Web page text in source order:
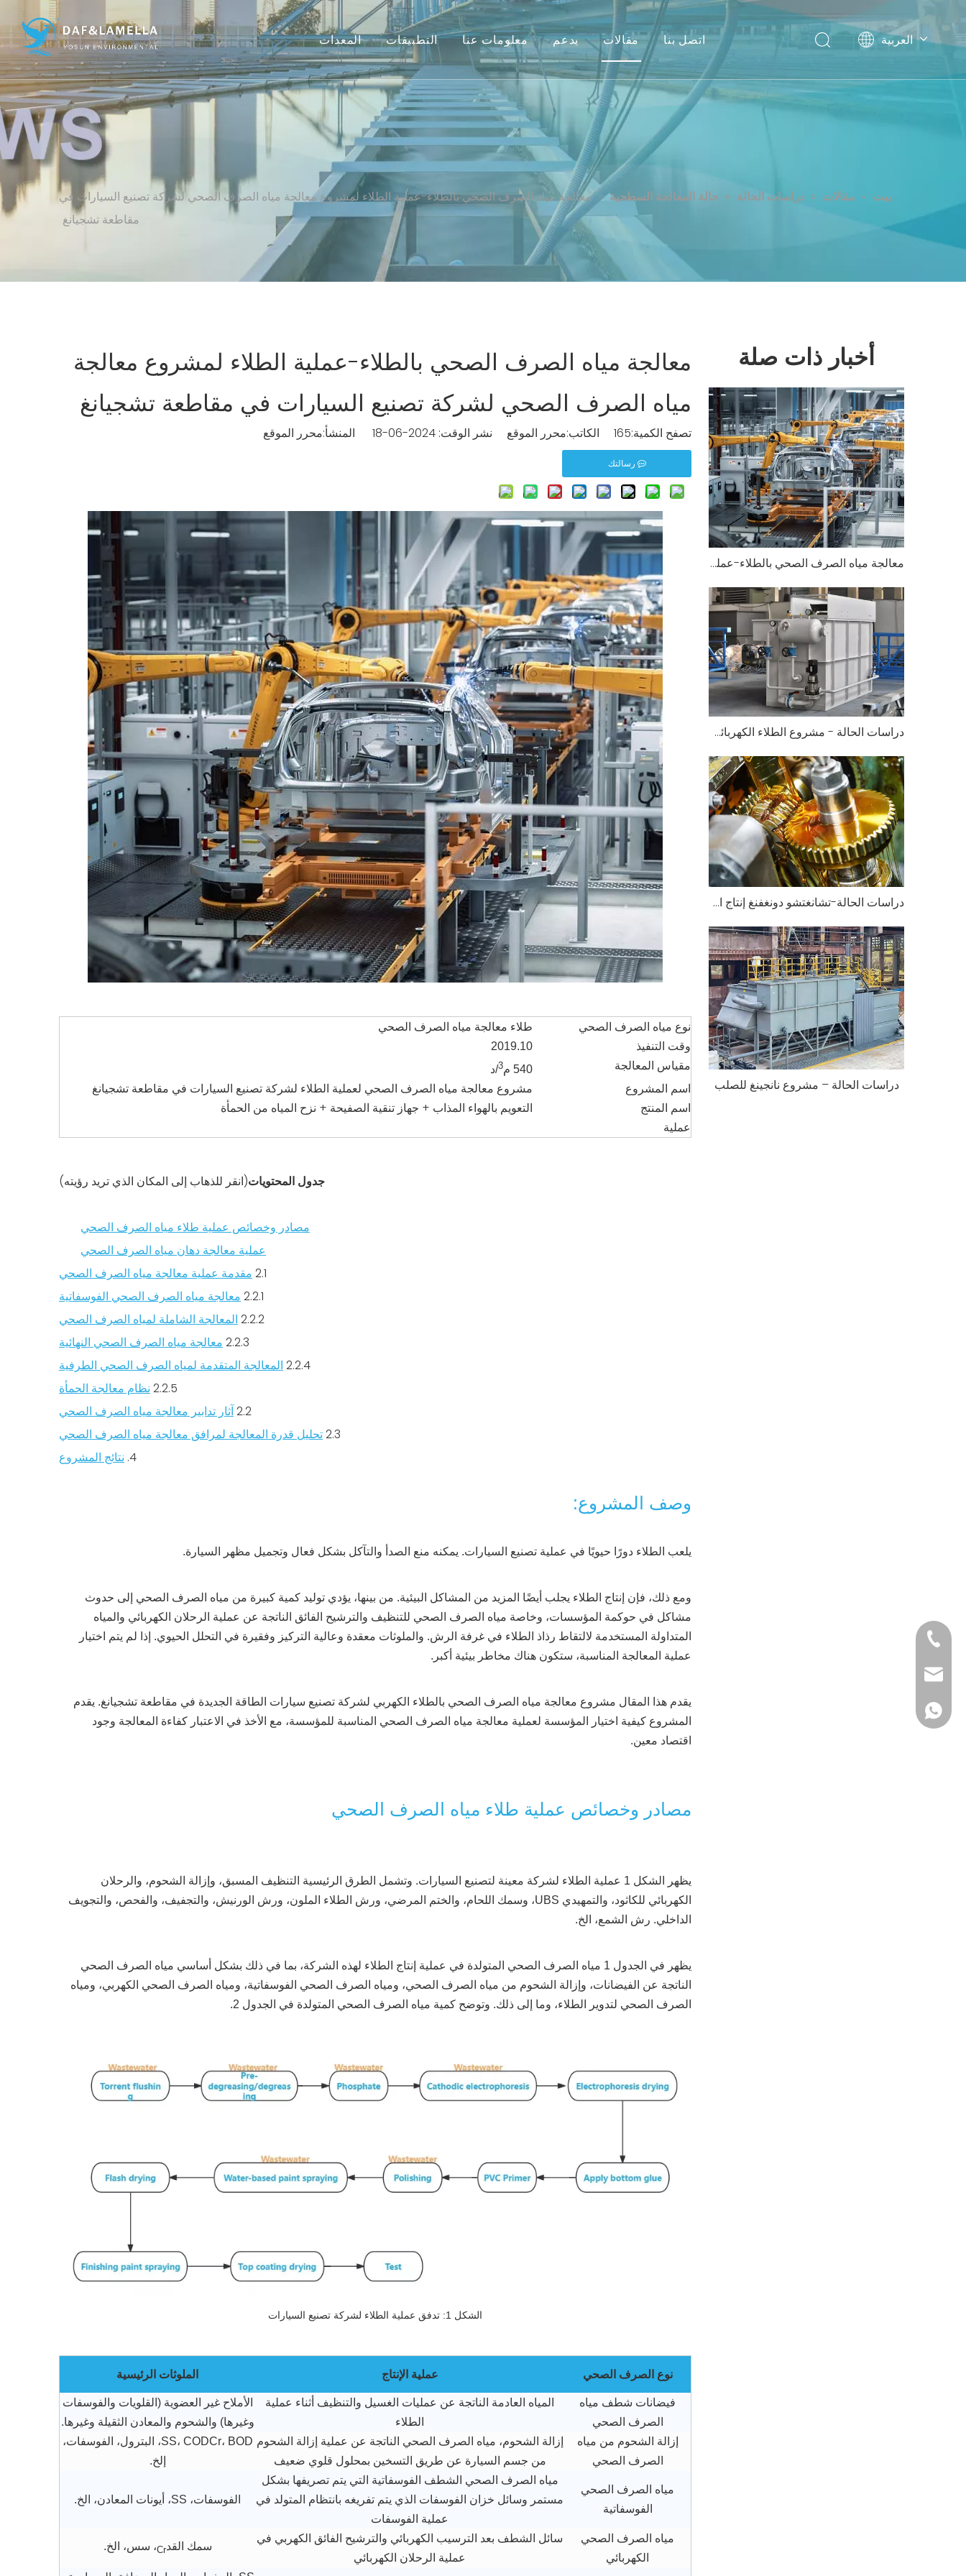
المعدات التطبيقات معلومات عنا يدعم مقالات اتصل بنا العربية
Español
معالجة مياه الصرف الصحي بالطلاء-عملية الطلاء لمشروع معالجة مياه الصرف الصحي لشركة تصنيع السيارات في مقاطعة
تشجيانغ
بيت » مقالات » دراسات الحالة » حالة المعالجة السطحية » معالجة مياه الصرف الصحي بالطلاء-عملية الطلاء لمشروع معالجة مياه الصرف الصحي لشركة تصنيع السيارات في
مقاطعة تشجيانغ
معالجة مياه الصرف الصحي بالطلاء-عملية الطلاء لمشروع معالجة
مياه الصرف الصحي لشركة تصنيع السيارات في مقاطعة تشجيانغ
تصفح الكمية:165 الكاتب:محرر الموقع نشر الوقت: 2024-06-18 المنشأ: محرر الموقع
رسالتك
نوع مياه الصرف الصحي
طلاء معالجة مياه الصرف الصحي
وقت التنفيذ
2019.10
مقياس المعالجة
540 م 3/د
اسم المشروع
مشروع معالجة مياه الصرف الصحي لعملية الطلاء لشركة تصنيع السيارات في مقاطعة تشجيانغ
اسم المنتج التعويم بالهواء المذاب + جهاز تنقية الصفيحة + نزح المياه من الحمأة
عملية
جدول المحتويات(انقر للذهاب إلى المكان الذي تريد رؤيته)
مصادر وخصائص عملية طلاء مياه الصرف الصحي
عملية معالجة دهان مياه الصرف الصحي
2.1 مقدمة عملية معالجة مياه الصرف الصحي
2.2.1 معالجة مياه الصرف الصحي الفوسفاتية
2.2.2 المعالجة الشاملة لمياه الصرف الصحي
2.2.3 معالجة مياه الصرف الصحي النهائية
2.2.4 المعالجة المتقدمة لمياه الصرف الصحي الطرفية
2.2.5 نظام معالجة الحمأة
2.2 آثار تدابير معالجة مياه الصرف الصحي
2.3 تحليل قدرة المعالجة لمرافق معالجة مياه الصرف الصحي
4. نتائج المشروع
وصف المشروع:
يلعب الطلاء دورًا حيويًا في عملية تصنيع السيارات. يمكنه منع الصدأ والتآكل بشكل فعال وتجميل مظهر السيارة.
ومع ذلك، فإن إنتاج الطلاء يجلب أيضًا المزيد من المشاكل البيئية. من بينها، يؤدي توليد كمية كبيرة من مياه الصرف الصحي إلى حدوث
مشاكل في حوكمة المؤسسات، وخاصة مياه الصرف الصحي للتنظيف والترشيح الفائق الناتجة عن عملية الرحلان الكهربائي والمياه
المتداولة المستخدمة لالتقاط رذاذ الطلاء في غرفة الرش. والملوثات معقدة وعالية التركيز وفقيرة في التحلل الحيوي. إذا لم يتم اختيار
عملية المعالجة المناسبة، ستكون هناك مخاطر بيئية أكبر.
يقدم هذا المقال مشروع معالجة مياه الصرف الصحي بالطلاء الكهربي لشركة تصنيع سيارات الطاقة الجديدة في مقاطعة تشجيانغ. يقدم
المشروع كيفية اختيار المؤسسة لعملية معالجة مياه الصرف الصحي المناسبة للمؤسسة، مع الأخذ في الاعتبار كفاءة المعالجة وجود
اقتصاد معين.
مصادر وخصائص عملية طلاء مياه الصرف الصحي
يظهر الشكل 1 عملية الطلاء لشركة معينة لتصنيع السيارات. وتشمل الطرق الرئيسية التنظيف المسبق، وإزالة الشحوم، والرحلان
الكهربائي للكاثود، والتمهيدي UBS، وسمك اللحام، والختم المرضي، ورش الطلاء الملون، ورش الورنيش، والتجفيف، والفحص، والتجويف
الداخلي. رش الشمع، الخ.
يظهر في الجدول 1 مياه الصرف الصحي المتولدة في عملية إنتاج الطلاء لهذه الشركة، بما في ذلك بشكل أساسي مياه الصرف الصحي
الناتجة عن الفيضانات، وإزالة الشحوم من مياه الصرف الصحي، ومياه الصرف الصحي الفوسفاتية، ومياه الصرف الصحي الكهربي، ومياه
الصرف الصحي لتدوير الطلاء، وما إلى ذلك. وتوضح كمية مياه الصرف الصحي المتولدة في الجدول 2.
الشكل 1: تدفق عملية الطلاء لشركة تصنيع السيارات
نوع الصرف الصحي عملية الإنتاج الملوثات الرئيسية
فيضانات شطف مياه
الصرف الصحي
المياه العادمة الناتجة عن عمليات الغسيل والتنظيف أثناء عملية
الطلاء
الأملاح غير العضوية (القلويات والفوسفات
وغيرها) والشحوم والمعادن الثقيلة وغيرها.
إزالة الشحوم من مياه
الصرف الصحي
إزالة الشحوم، مياه الصرف الصحي الناتجة عن عملية إزالة الشحوم
من جسم السيارة عن طريق التسخين بمحلول قلوي ضعيف
SS، CODCr، BOD، البترول، الفوسفات،
إلخ.
مياه الصرف الصحي
الفوسفاتية
مياه الصرف الصحي الشطف الفوسفاتية التي يتم تصريفها بشكل
مستمر وسائل خزان الفوسفات الذي يتم تفريغه بانتظام المتولد في
عملية الفوسفات
الفوسفات، SS، أيونات المعادن، الخ.
مياه الصرف الصحي
الكهربائي
سائل الشطف بعد الترسيب الكهربائي والترشيح الفائق الكهربي في
عملية الرحلان الكهربائي
سمك القدCr، سس، الخ.
أخبار ذات صلة
معالجة مياه الصرف الصحي بالطلاء-عملية الطلاء لمشروع معالجة مياه الصرف الصحي لشركة تصنيع السيارات في مقاطعة تشجيانغ
دراسات الحالة - مشروع الطلاء الكهربائي لمياه الصرف الصحي لمؤسسة جيانغسو
دراسات الحالة-تشانغتشو دونغفنغ إنتاج الآلات الزراعية معالجة مياه الصرف الصحي
دراسات الحالة – ​​مشروع نانجينغ للصلب
+86-
+86-